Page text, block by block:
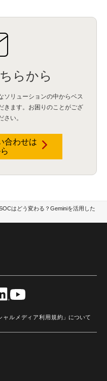
はどう変わる？Geminiを活用した
らから
ソリューションの中からベス
きます。お困りのことがござ
い。
合わせは
ャルメディア利用規約 」について